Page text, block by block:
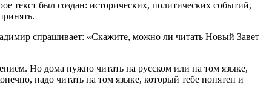
текст был создан: исторических, политических событий,
спрашивает: «Скажите, можно ли читать Новый Завет
Но дома нужно читать на русском или на том языке,
надо читать на том языке, который тебе понятен и